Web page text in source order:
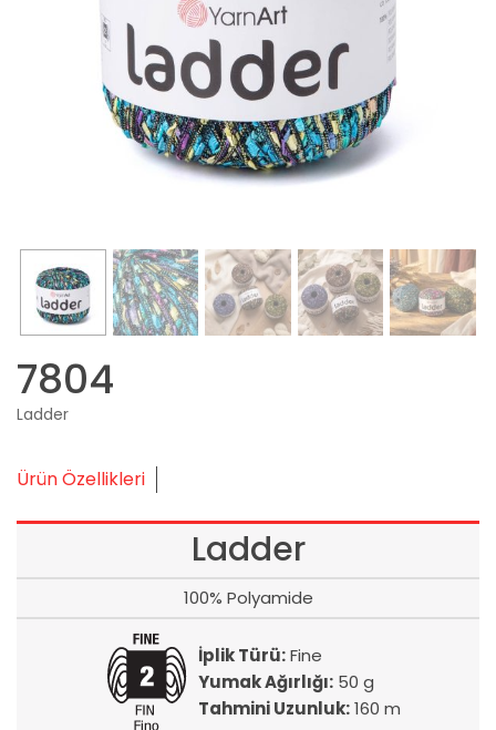
7804
Ladder
Ürün Özellikleri
Ladder
100% Polyamide
İplik Türü:Fine
Yumak Ağırlığı:50 g
Tahmini Uzunluk:160 m